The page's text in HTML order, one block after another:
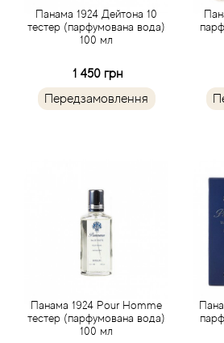
Панама 1924 Дейтона 10
тестер (парфумована вода)
100 мл
1 450 грн
Передзамовлення
Панама 1924 Pour Homme
тестер (парфумована вода)
100 мл
Alyssa Ashley
Amouage
Angel Schlesser
Anima Mundi
Anna Sui